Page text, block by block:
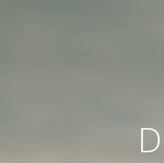
ZAVAROVANJE